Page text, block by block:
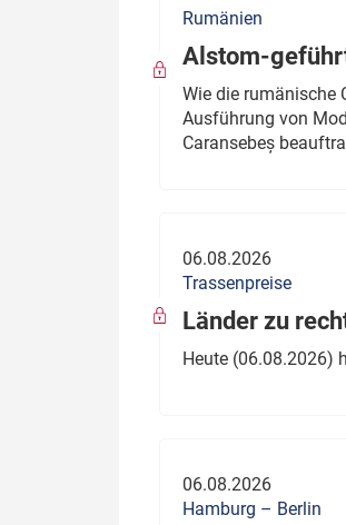
Rumänien
Alstom-
Wie die rumänische
Ausführung von
Caransebeș
06.08.2026
Trassenpreise
Länder zu
Heute (06.08.2026)
06.08.2026
Hamburg – Berlin